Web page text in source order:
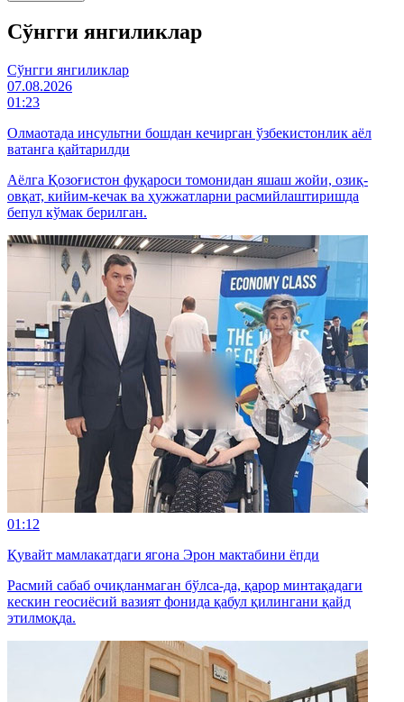
Cўнгги янгиликлар
Cўнгги янгиликлар
07.08.2026
01:23
Олмаотада инсультни бошдан кечирган ўзбекистонлик аёл
ватанга қайтарилди
Аёлга Қозоғистон фуқароси томонидан яшаш жойи, озиқ-
овқат, кийим-кечак ва ҳужжатларни расмийлаштиришда
бепул кўмак берилган.
01:12
Қувайт мамлакатдаги ягона Эрон мактабини ёпди
Расмий сабаб очиқланмаган бўлса-да, қарор минтақадаги
кескин геосиёсий вазият фонида қабул қилингани қайд
этилмоқда.